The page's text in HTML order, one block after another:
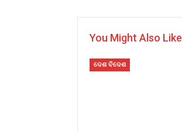
You Might Also Like
ଦେଶ ବିଦେଶ